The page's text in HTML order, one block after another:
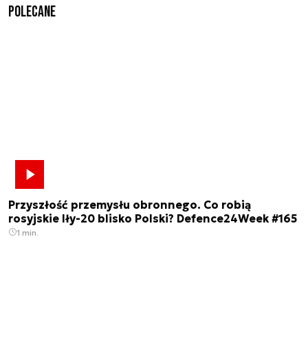
Polecane
Przyszłość przemysłu obronnego. Co robią
rosyjskie Iły-20 blisko Polski? Defence24Week #165
1 min.